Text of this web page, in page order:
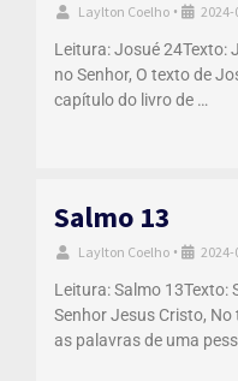
Laylton Coelho •
Leitura: Josué 24Texto:
no Senhor, O texto de
capítulo do livro de …
Salmo 13
Laylton Coelho •
Leitura: Salmo 13Texto:
Senhor Jesus Cristo,
as palavras de uma